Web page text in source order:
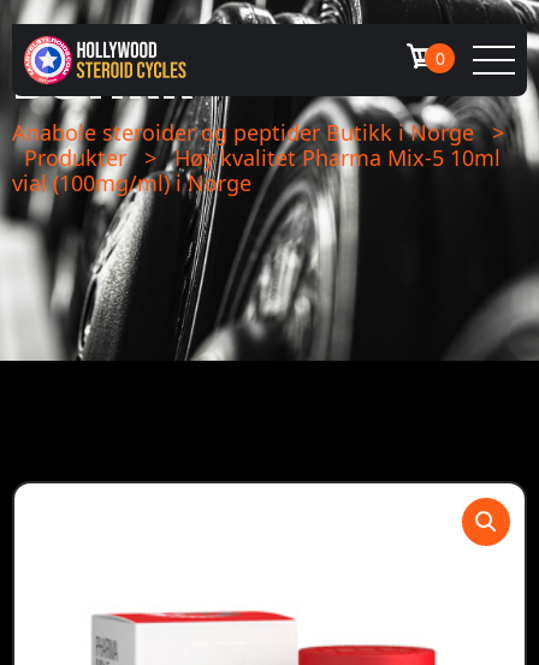
0
BUTIKK
Anabole steroider og peptider Butikk i Norge >
Produkter > Høy kvalitet Pharma Mix-5 10ml
vial (100mg/ml) i Norge